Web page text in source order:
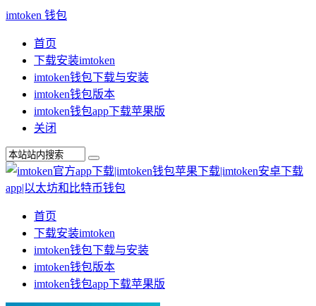
imtoken 钱包
首页
下载安装imtoken
imtoken钱包下载与安装
imtoken钱包版本
imtoken钱包app下载苹果版
关闭
首页
下载安装imtoken
imtoken钱包下载与安装
imtoken钱包版本
imtoken钱包app下载苹果版